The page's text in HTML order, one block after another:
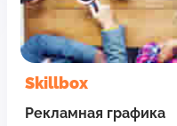
Skillbox
Рекламная графика